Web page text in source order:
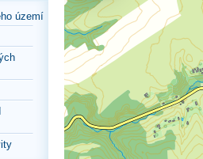
území
na
celou
stránku
pohled
odkaz
na
mapu